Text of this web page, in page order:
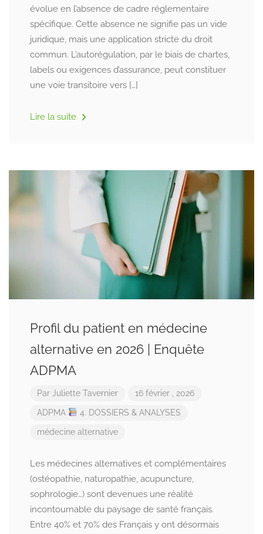
évolue en l’absence de cadre réglementaire
spécifique. Cette absence ne signifie pas un vide
juridique, mais une application stricte du droit
commun. L’autorégulation, par le biais de chartes,
labels ou exigences d’assurance, peut constituer
une voie transitoire vers […]
Lire la suite
Profil du patient en médecine
alternative en 2026 | Enquête
ADPMA
Par Juliette Tavernier 16 février , 2026
ADPMA 4. DOSSIERS & ANALYSES
médecine alternative
Les médecines alternatives et complémentaires
(ostéopathie, naturopathie, acupuncture,
sophrologie…) sont devenues une réalité
incontournable du paysage de santé français.
Entre 40% et 70% des Français y ont désormais